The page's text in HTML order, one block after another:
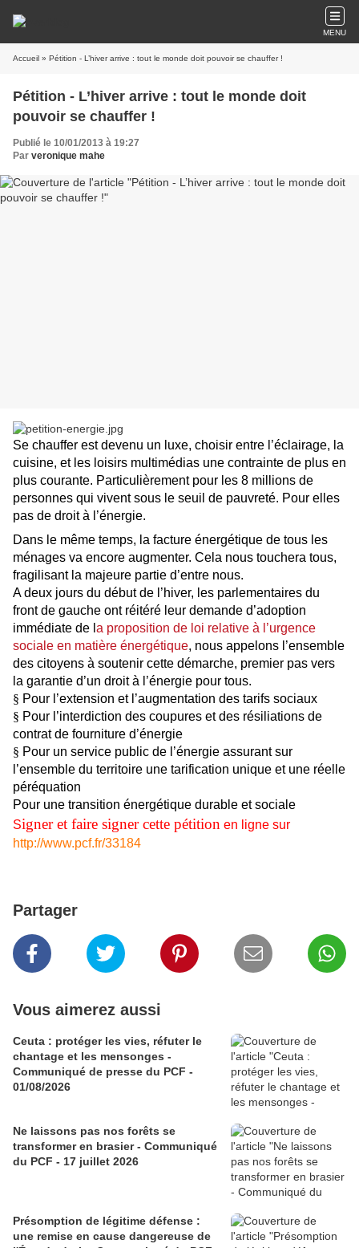
MENU
Accueil » Pétition - L’hiver arrive : tout le monde doit pouvoir se chauffer !
Pétition - L’hiver arrive : tout le monde doit
pouvoir se chauffer !
Publié le 10/01/2013 à 19:27
Par veronique mahe
Se chauffer est devenu un luxe, choisir entre l’éclairage, la
cuisine, et les loisirs multimédias une contrainte de plus en
plus courante. Particulièrement pour les 8 millions de
personnes qui vivent sous le seuil de pauvreté. Pour elles
pas de droit à l’énergie.
Dans le même temps, la facture énergétique de tous les
ménages va encore augmenter. Cela nous touchera tous,
fragilisant la majeure partie d’entre nous.
A deux jours du début de l’hiver, les parlementaires du
front de gauche ont réitéré leur demande d’adoption
immédiate de l a proposition de loi relative à l’urgence
sociale en matière énergétique, nous appelons l’ensemble
des citoyens à soutenir cette démarche, premier pas vers
la garantie d’un droit à l’énergie pour tous.
§ Pour l’extension et l’augmentation des tarifs sociaux
§ Pour l’interdiction des coupures et des résiliations de
contrat de fourniture d’énergie
§ Pour un service public de l’énergie assurant sur
l’ensemble du territoire une tarification unique et une réelle
péréquation
Pour une transition énergétique durable et sociale
Signer et faire signer cette pétition en ligne sur
http://www.pcf.fr/33184
Partager
Vous aimerez aussi
Ceuta : protéger les vies, réfuter le
chantage et les mensonges -
Communiqué de presse du PCF -
01/08/2026
Ne laissons pas nos forêts se
transformer en brasier - Communiqué
du PCF - 17 juillet 2026
Présomption de légitime défense :
une remise en cause dangereuse de